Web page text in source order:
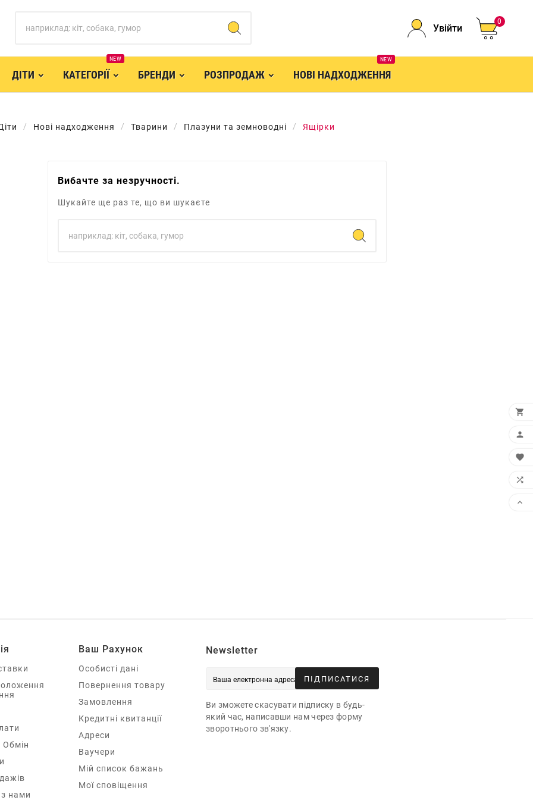
Увійти
0
ДІТИ КАТЕГОРІЇ
NEW
БРЕНДИ РОЗПРОДАЖ НОВІ НАДХОДЖЕННЯ
NEW
Нові надходження Тварини Плазуни та земноводні Ящірки
Вибачте за незручності.
Шукайте ще раз те, що ви шукаєте
Обмін
нами
Ваш Рахунок
Особисті дані
Повернення товару
Замовлення
Кредитні квитанції
Адреси
Ваучери
Мій список бажань
Мої сповіщення
Newsletter
ПІДПИСАТИСЯ
Ви зможете скасувати підписку в будь-
який час, написавши нам через форму
зворотнього зв'язку.




